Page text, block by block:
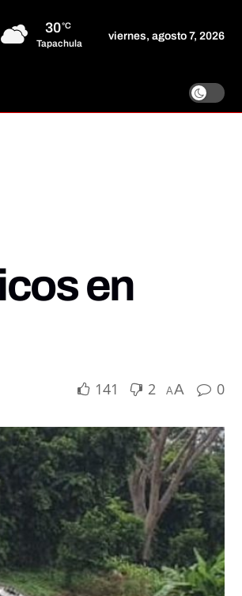
30°C
Tapachula
viernes, agosto 7, 2026
en
141 2 AA 0